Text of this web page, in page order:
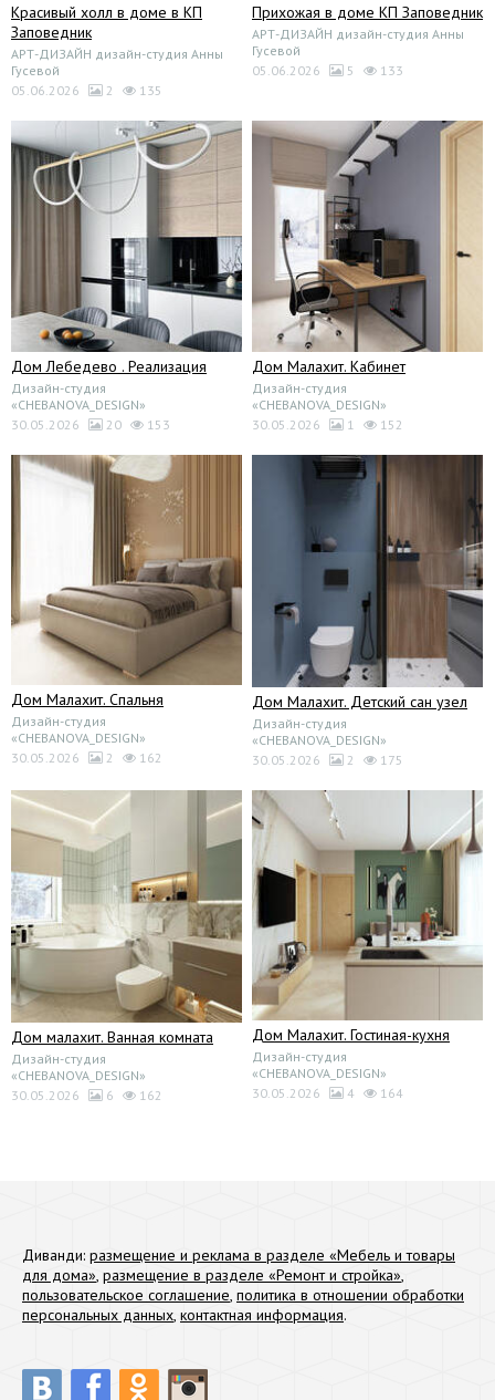
Красивый холл в доме в КП
Заповедник
АРТ-ДИЗАЙН дизайн-студия Анны
Гусевой
05.06.2026
2 135
Прихожая в доме КП Заповедник
АРТ-ДИЗАЙН дизайн-студия Анны
Гусевой
05.06.2026
5 133
Дом Лебедево . Реализация
Дизайн-студия
«CHEBANOVA_DESIGN»
30.05.2026
20 153
Дом Малахит. Кабинет
Дизайн-студия
«CHEBANOVA_DESIGN»
30.05.2026
1 152
Дом Малахит. Спальня
Дизайн-студия
«CHEBANOVA_DESIGN»
30.05.2026
2 162
Дом Малахит. Детский сан узел
Дизайн-студия
«CHEBANOVA_DESIGN»
30.05.2026
2 175
Дом малахит. Ванная комната
Дизайн-студия
«CHEBANOVA_DESIGN»
30.05.2026
6 162
Дом Малахит. Гостиная-кухня
Дизайн-студия
«CHEBANOVA_DESIGN»
30.05.2026
4 164
Диванди: размещение и реклама в разделе «Мебель и товары
для дома», размещение в разделе «Ремонт и стройка»,
пользовательское соглашение, политика в отношении обработки
персональных данных, контактная информация.